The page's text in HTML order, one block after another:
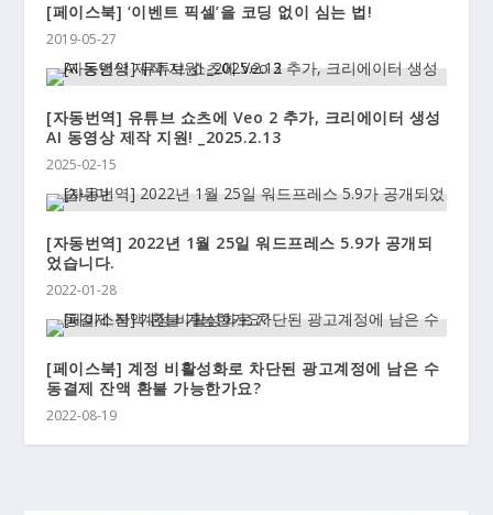
[페이스북] ‘이벤트 픽셀’을 코딩 없이 심는 법!
2019-05-27
[자동번역] 유튜브 쇼츠에 Veo 2 추가, 크리에이터 생성
AI 동영상 제작 지원! _2025.2.13
2025-02-15
[자동번역] 2022년 1월 25일 워드프레스 5.9가 공개되
었습니다.
2022-01-28
[페이스북] 계정 비활성화로 차단된 광고계정에 남은 수
동결제 잔액 환불 가능한가요?
2022-08-19